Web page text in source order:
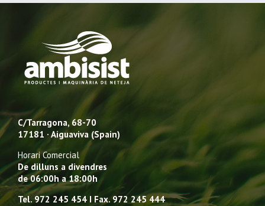
C/Tarragona, 68-70
17181 · Aiguaviva (Spain)
Horari Comercial
De dilluns a divendres
de 06:00h a 18:00h
Tel. 972 245 454 I Fax. 972 245 444